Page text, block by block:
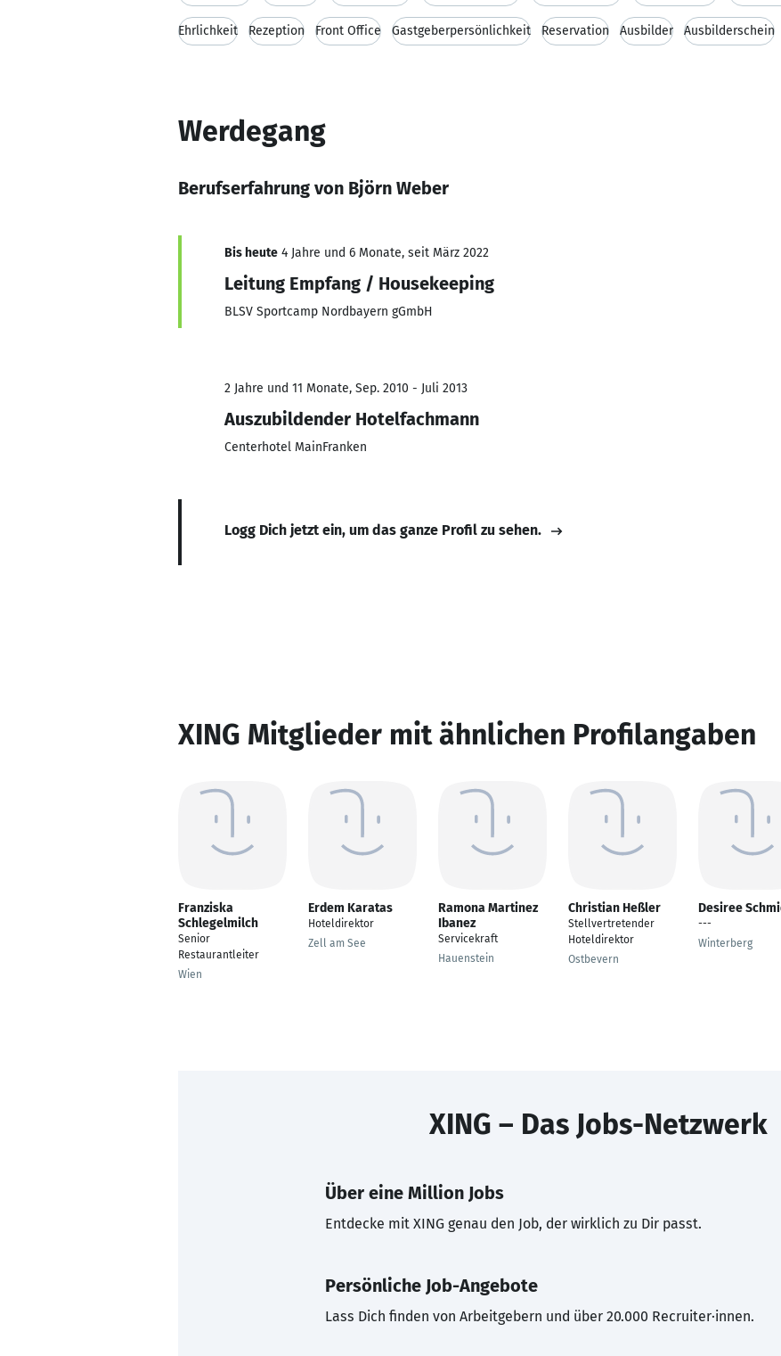
Ehrlichkeit Rezeption Front Office Gastgeberpersönlichkeit Reservation Ausbilder Ausbilderschein
Werdegang
Berufserfahrung von Björn Weber
Bis heute 4 Jahre und 6 Monate, seit März 2022
Leitung Empfang / Housekeeping
BLSV Sportcamp Nordbayern gGmbH
2 Jahre und 11 Monate, Sep. 2010 - Juli 2013
Auszubildender Hotelfachmann
Centerhotel MainFranken
Logg Dich jetzt ein, um das ganze Profil zu sehen.
XING Mitglieder mit ähnlichen Profilangaben
Franziska
Schlegelmilch
Senior
Restaurantleiter
Wien
Erdem Karatas
Hoteldirektor
Zell am See
Ramona Martinez
Ibanez
Servicekraft
Hauenstein
Christian Heßler
Stellvertretender
Hoteldirektor
Ostbevern
Desiree
---
Winterberg
XING – Das Jobs-Netzwerk
Über eine Million Jobs
Entdecke mit XING genau den Job, der wirklich zu Dir passt.
Persönliche Job-Angebote
Lass Dich finden von Arbeitgebern und über 20.000 Recruiter·innen.